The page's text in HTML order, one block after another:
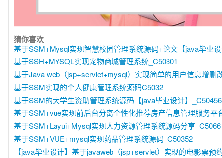
猜你喜欢
基于SSM+Mysql实现智慧校园管理系统源码+论文【java毕业
基于SSH+MYSQL实现宠物商城管理系统_C50301
基于Java web（jsp+servlet+mysql）实现简单的用户信息增删
基于SSM实现的个人健康管理系统源码C5032
基于SSM的大学生资助管理系统源码【java毕业设计】_C50456
基于SSM+vue实现前后台分离个性化推荐房产信息管理服务平
基于SSM+Layui+Mysql实现人力资源管理系统源码分享_C5066
基于SSM+VUE+mysql实现药品管理系统源码_C50352
【java毕业设计】基于javaweb（jsp+servlet）实现的电影票预